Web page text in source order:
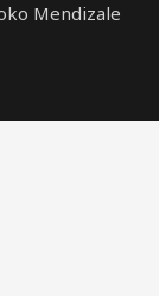
Mendizale